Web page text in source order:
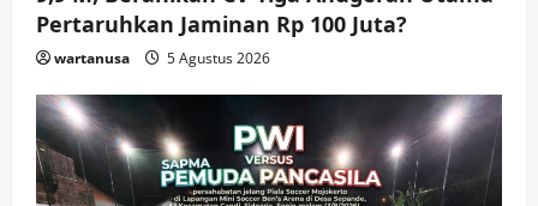
4
hingga Hibah
wartanusa 4 Agustus 2026
Keagamaan Pemerintahan
Hadir di Pengajian Qurrota A’yun,
Wabup Sidoarjo Minta Doa Jamaah
Agar Tetap Amanah Memimpin
wartanusa 4 Agustus 2026
Pertaruhkan Jaminan Rp 100 Juta?
wartanusa 5 Agustus 2026